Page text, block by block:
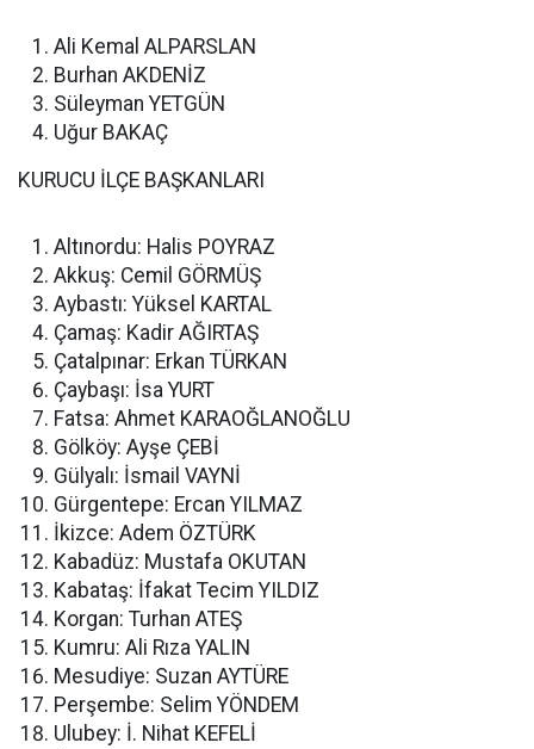
Ali Kemal ALPARSLAN
Burhan AKDENİZ
Süleyman YETGÜN
Uğur BAKAÇ
KURUCU İLÇE BAŞKANLARI
Altınordu: Halis POYRAZ
Akkuş: Cemil GÖRMÜŞ
Aybastı: Yüksel KARTAL
Çamaş: Kadir AĞIRTAŞ
Çatalpınar: Erkan TÜRKAN
Çaybaşı: İsa YURT
Fatsa: Ahmet KARAOĞLANOĞLU
Gölköy: Ayşe ÇEBİ
Gülyalı: İsmail VAYNİ
Gürgentepe: Ercan YILMAZ
İkizce: Adem ÖZTÜRK
Kabadüz: Mustafa OKUTAN
Kabataş: İfakat Tecim YILDIZ
Korgan: Turhan ATEŞ
Kumru: Ali Rıza YALIN
Mesudiye: Suzan AYTÜRE
Perşembe: Selim YÖNDEM
Ulubey: İ. Nihat KEFELİ